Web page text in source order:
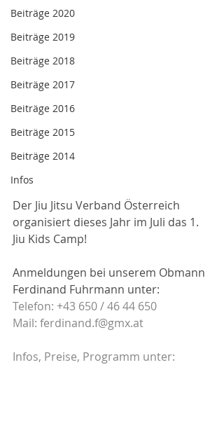
Beiträge 2020
Beiträge 2019
Beiträge 2018
Beiträge 2017
Beiträge 2016
Beiträge 2015
Beiträge 2014
Infos
Der Jiu Jitsu Verband Österreich
organisiert dieses Jahr im Juli das 1.
Jiu Kids Camp!
Anmeldungen bei unserem Obmann
Ferdinand Fuhrmann unter:
Telefon: +43 650 / 46 44 650
Mail: ferdinand.f@gmx.at
Infos, Preise, Programm unter: